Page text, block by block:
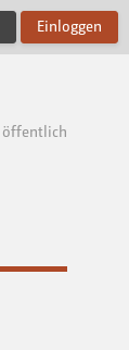
Einloggen
öffentlich